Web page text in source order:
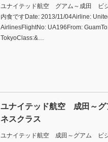
ユナイテッド航空 グアム～成田 ビ
内食ですDate: 2013/11/04Airline:
AirlinesFlightNo: UA196From:
TokyoClass:&…
ユナイテッド航空 成田～
ネスクラス
ユナイテッド航空 成田～グアム ビ